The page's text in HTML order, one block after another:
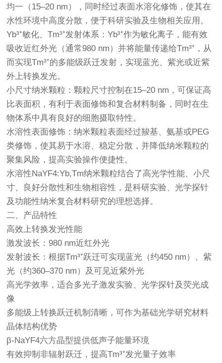
均一（15–20 nm），同时经过表面水溶化修饰，使其在
水性环境中高度分散，便于科研实验及生物相关应用。
Yb³⁺敏化、Tm³⁺发射体系：Yb³⁺作为敏化离子，能有效
吸收近红外光（通常980 nm）并将能量传递给Tm³⁺，从
而实现Tm³⁺的多能级跃迁发射，实现蓝光、紫光或近紫
外上转换发光。
小尺寸纳米颗粒：颗粒尺寸控制在15–20 nm，可保证高
比表面积，有利于表面修饰和复合材料制备，同时在生
物体系中具有良好的细胞摄取特性。
水溶性表面修饰：纳米颗粒表面经过羧基、氨基或PEG
类修饰，使其易于水溶、稳定分散，并降低纳米颗粒的
聚集风险，提高实验操作便捷性。
水溶性NaYF4:Yb,Tm纳米颗粒结合了高光学性能、小尺
寸、良好分散性和生物相容性，是科研实验、光学探针
及功能性纳米复合材料研究的理想选择。
二、产品特性
高效上转换发光性能
激发波长：980 nm近红外光
发射波长：根据Tm³⁺跃迁可实现蓝光（约450 nm）、紫
光（约360–370 nm）及可见近紫外光
高光学效率，适合多光子激发实验、光学探针及荧光成
像
多能级上转换跃迁机制清晰，可作为基础光学研究材料
晶体结构优势
β-NaYF4六方晶型提供低声子能量环境
有效抑制非辐射跃迁，提高Tm³⁺发光量子效率